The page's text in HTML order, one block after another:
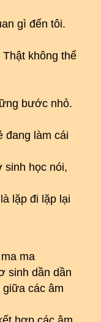
gì đến tôi.
không thể
bước nhỏ.
đang làm cái
sinh học nói,
lặp đi lặp lại
ma
sinh dần dần
giữa các âm